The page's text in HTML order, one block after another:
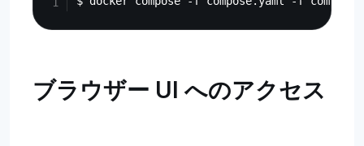
ブラウザー UI へのアクセス